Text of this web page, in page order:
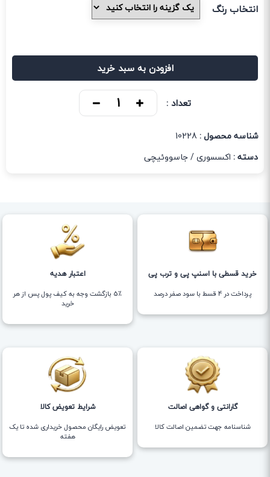
انتخاب رنگ
افزودن به سبد خرید
تعداد :
شناسه محصول : 10228
دسته : اکسسوری/جاسووئیچی
خرید قسطی با اسنپ پی و ترب پی
پرداخت در 4 قسط با سود صفر درصد
اعتبار هدیه
5٪ بازگشت وجه به کیف پول پس از هر
خرید
گارانتی و گواهی اصالت
شناسنامه جهت تضمین اصالت کالا
شرایط تعویض کالا
تعویض رایگان محصول خریداری شده تا یک
هفته